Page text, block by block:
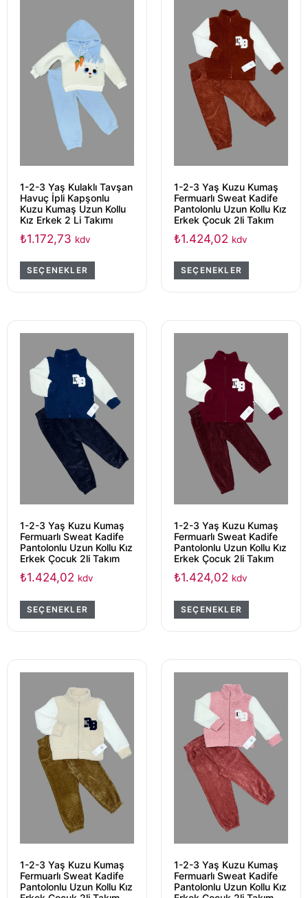
1-2-3 Yaş Kulaklı Tavşan
Havuç İpli Kapşonlu
Kuzu Kumaş Uzun Kollu
Kız Erkek 2 Li Takımı
₺1.172,73 kdv
SEÇENEKLER
1-2-3 Yaş Kuzu Kumaş
Fermuarlı Sweat Kadife
Pantolonlu Uzun Kollu Kız
Erkek Çocuk 2li Takım
₺1.424,02 kdv
SEÇENEKLER
1-2-3 Yaş Kuzu Kumaş
Fermuarlı Sweat Kadife
Pantolonlu Uzun Kollu Kız
Erkek Çocuk 2li Takım
₺1.424,02 kdv
SEÇENEKLER
1-2-3 Yaş Kuzu Kumaş
Fermuarlı Sweat Kadife
Pantolonlu Uzun Kollu Kız
Erkek Çocuk 2li Takım
₺1.424,02 kdv
SEÇENEKLER
1-2-3 Yaş Kuzu Kumaş
Fermuarlı Sweat Kadife
Pantolonlu Uzun Kollu Kız
1-2-3 Yaş Kuzu Kumaş
Fermuarlı Sweat Kadife
Pantolonlu Uzun Kollu Kız